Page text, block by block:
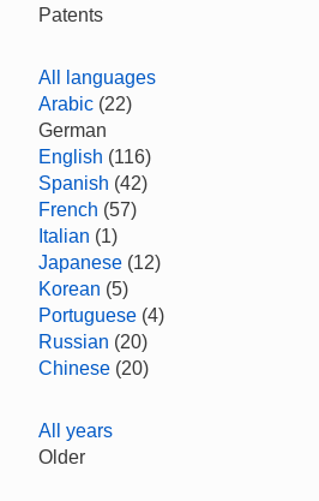
Patents
All languages
Arabic (22)
German
English (116)
Spanish (42)
French (57)
Italian (1)
Japanese (12)
Korean (5)
Portuguese (4)
Russian (20)
Chinese (20)
All years
Older